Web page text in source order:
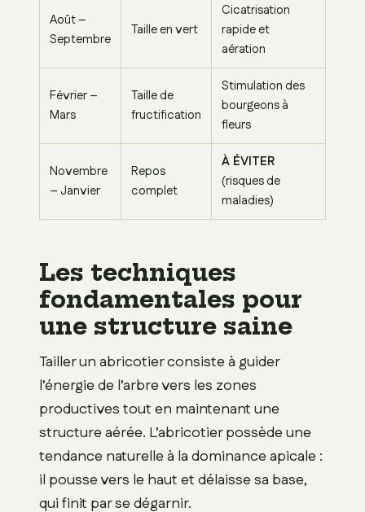
Août –
Septembre
Taille en vert
Cicatrisation
rapide et
aération
Février –
Mars
Taille de
fructification
Stimulation des
bourgeons à
fleurs
Novembre
– Janvier
Repos
complet
À ÉVITER
(risques de
maladies)
Les techniques
fondamentales pour
une structure saine
Tailler un abricotier consiste à guider
l’énergie de l’arbre vers les zones
productives tout en maintenant une
structure aérée. L’abricotier possède une
tendance naturelle à la dominance apicale :
il pousse vers le haut et délaisse sa base,
qui finit par se dégarnir.